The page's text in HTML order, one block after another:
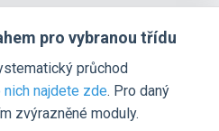
pro vybranou třídu
průchod
nich najdete zde. Pro daný
zvýrazněné moduly.